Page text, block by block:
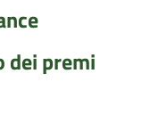
dei premi